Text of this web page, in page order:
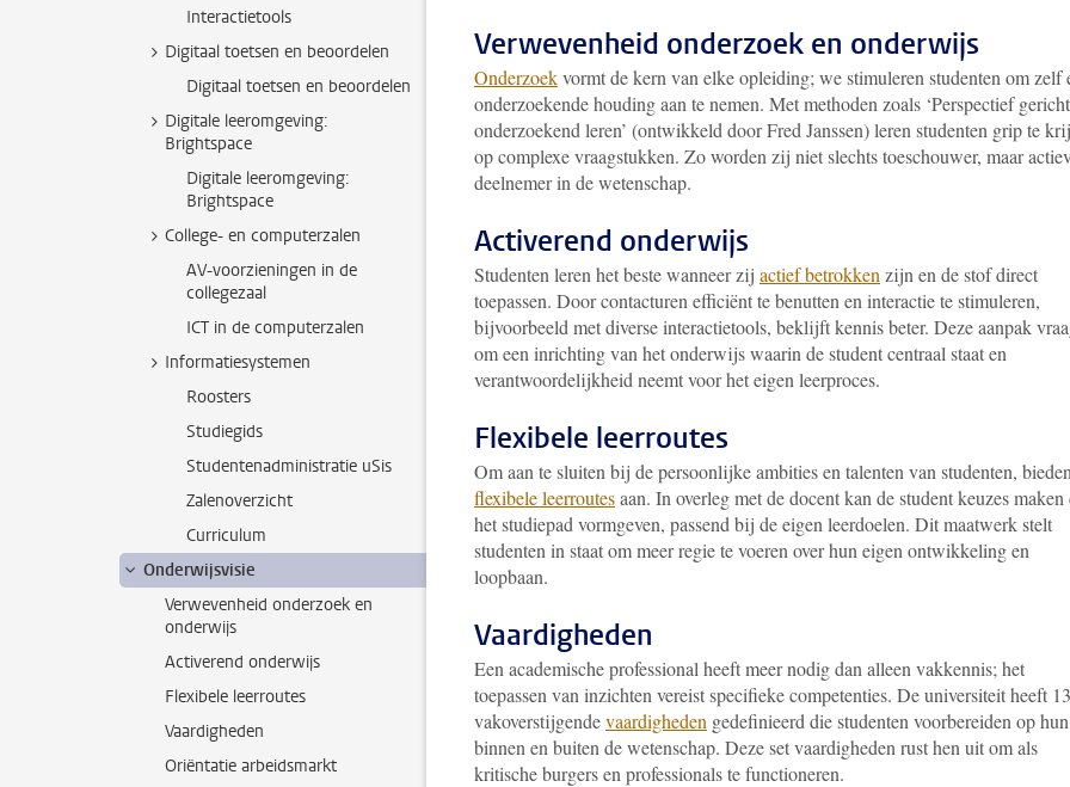
Interactietools
Digitaal toetsen en beoordelen
Digitaal toetsen en beoordelen
Digitale leeromgeving:
Brightspace
Digitale leeromgeving:
Brightspace
College- en computerzalen
AV-voorzieningen in de
collegezaal
ICT in de computerzalen
Informatiesystemen
Roosters
Studiegids
Studentenadministratie uSis
Zalenoverzicht
Curriculum
Onderwijsvisie
Verwevenheid onderzoek en
onderwijs
Activerend onderwijs
Flexibele leerroutes
Vaardigheden
Oriëntatie arbeidsmarkt
Verwevenheid onderzoek en onderwijs
Onderzoekvormt de kern van elke opleiding; we stimuleren studenten om zelf
onderzoekende houding aan te nemen. Met methoden zoals ‘Perspectief gericht
onderzoekend leren’ (ontwikkeld door Fred Janssen) leren studenten grip te
op complexe vraagstukken. Zo worden zij niet slechts toeschouwer, maar
deelnemer in de wetenschap.
Activerend onderwijs
Studenten leren het beste wanneer zij actief betrokken zijn en de stof direct
toepassen. Door contacturen efficiënt te benutten en interactie te stimuleren,
bijvoorbeeld met diverse interactietools, beklijft kennis beter. Deze aanpak
om een inrichting van het onderwijs waarin de student centraal staat en
verantwoordelijkheid neemt voor het eigen leerproces.
Flexibele leerroutes
Om aan te sluiten bij de persoonlijke ambities en talenten van studenten,
flexibele leerroutesaan. In overleg met de docent kan de student keuzes maken
het studiepad vormgeven, passend bij de eigen leerdoelen. Dit maatwerk stelt
studenten in staat om meer regie te voeren over hun eigen ontwikkeling en
loopbaan.
Vaardigheden
Een academische professional heeft meer nodig dan alleen vakkennis; het
toepassen van inzichten vereist specifieke competenties. De universiteit heeft 13
vakoverstijgendevaardigheden gedefinieerd die studenten voorbereiden op
binnen en buiten de wetenschap. Deze set vaardigheden rust hen uit om als
kritische burgers en professionals te functioneren.